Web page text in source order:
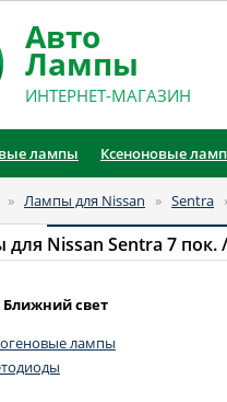
Авто
Лампы
ИНТЕРНЕТ-МАГАЗИН
лампы Ксеноновые
» Лампы для Nissan » Sentra
для Nissan Sentra 7 пок.
Ближний свет
лампы